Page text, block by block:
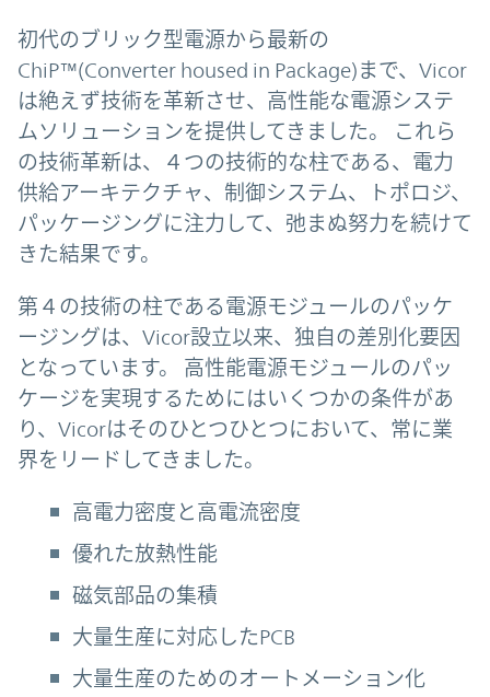
初代のブリック型電源から最新の
ChiP™(Converter housed in Package)まで、Vicor
は絶えず技術を革新させ、高性能な電源システ
ムソリューションを提供してきました。 これら
の技術革新は、４つの技術的な柱である、電力
供給アーキテクチャ、制御システム、トポロジ、
パッケージングに注力して、弛まぬ努力を続けて
きた結果です。
第４の技術の柱である電源モジュールのパッケ
ージングは、Vicor設立以来、独自の差別化要因
となっています。 高性能電源モジュールのパッ
ケージを実現するためにはいくつかの条件があ
り、Vicorはそのひとつひとつにおいて、常に業
界をリードしてきました。
高電力密度と高電流密度
優れた放熱性能
磁気部品の集積
大量生産に対応したPCB
大量生産のためのオートメーション化